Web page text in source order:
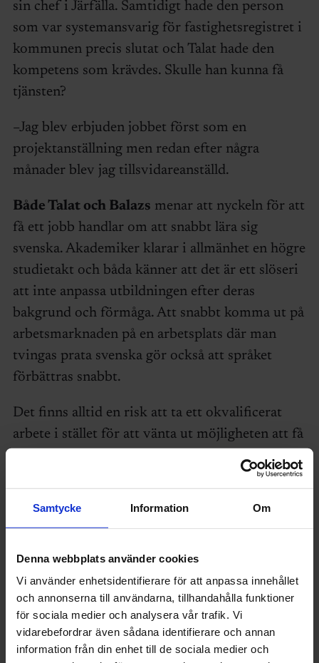
Samtycke Information Om
Denna webbplats använder cookies
Vi använder enhetsidentifierare för att anpassa innehållet
och annonserna till användarna, tillhandahålla funktioner
för sociala medier och analysera vår trafik. Vi
vidarebefordrar även sådana identifierare och annan
information från din enhet till de sociala medier och
sin chef i Järfälla. Samtidigt hade den person
som var systemansvarig för fastighetsregistret i
kommunen precis slutat och Talat hade den
kompetens som krävdes. Skulle han kunna få
tjänsten?
–Jag blev erbjuden jobbet först som en
projektanställning men redan efter några
månader blev jag tillsvidareanställd.
Både Talat och Balazs menar att nyckeln för att
få ett jobb handlar om att snabbt lära sig
svenska. Akademiker klarar i allmänhet en högre
studietakt och båda känner att det är ett slöseri
att inte anpassa utbildningen efter deras
bakgrund och förmåga. Att snabbt komma ut på
arbetsmarknaden på en arbetsplats där man
tvingas prata svenska gör också att språket
förbättras snabbt.
Det finns alltid en risk att ta ett okvalificerat
arbete i stället för att vänta ut möjligheten att få
ett jobb som ingenjör. Men både Talat och
Balasz tog chansen. Talat har gått vidare i
installationssamordnare för kommunens
beställningar av VVS-arbeten.
Balazs Szabo har gjort samma snabba resa.
–Mitt första jobb var på en lägre nivå än jag